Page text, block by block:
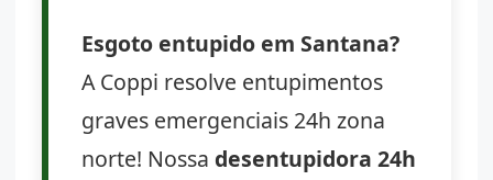
Esgoto entupido em Santana?
A Coppi resolve entupimentos
graves emergenciais 24h zona
norte! Nossa desentupidora 24h